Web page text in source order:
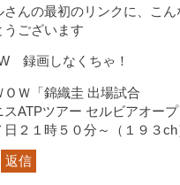
さんの最初のリンクに、こん
うございます
録画しなくちゃ！
ＯＷ「錦織圭 出場試合
スATPツアー セルビアオープ
日２１時５０分～（１９３ch
返信